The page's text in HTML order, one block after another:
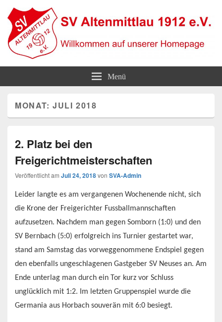
SV Altenmittlau 1912
Menü
MONAT:JULI 2018
2. Platz bei den
Freigerichtmeisterschaften
Veröffentlicht am Juli 24, 2018von SVA-Admin
Leider langte es am vergangenen Wochenende nicht, sich
die Krone der Freigerichter Fussballmannschaften
aufzusetzen. Nachdem man gegen Somborn (1:0) und den
SV Bernbach (5:0) erfolgreich ins Turnier gestartet war,
stand am Samstag das vorweggenommene Endspiel gegen
den ebenfalls ungeschlagenen Gastgeber SV Neuses an. Am
Ende unterlag man durch ein Tor kurz vor Schluss
unglücklich mit 1:2. Im letzten Gruppenspiel wurde die
Germania aus Horbach souverän mit 6:0 besiegt.